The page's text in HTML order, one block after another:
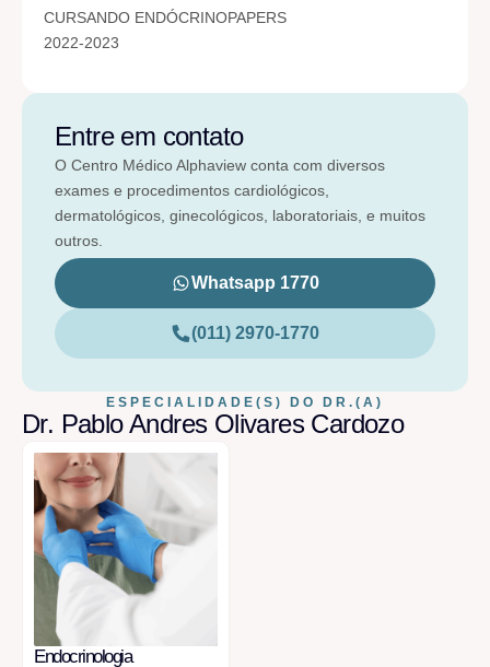
CURSANDO ENDÓCRINOPAPERS
2022-2023
Entre em contato
O Centro Médico Alphaview conta com diversos
exames e procedimentos cardiológicos,
dermatológicos, ginecológicos, laboratoriais, e muitos
outros.
Whatsapp 1770
(011) 2970-1770
ESPECIALIDADE(S) DO DR.(A)
Dr. Pablo Andres Olivares Cardozo
Endocrinologia